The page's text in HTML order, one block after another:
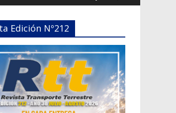
Edición Nº212